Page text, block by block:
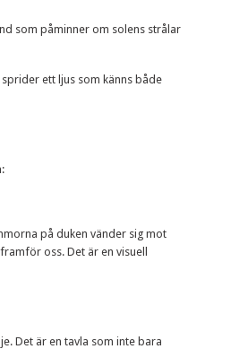
som påminner om solens strålar
ett ljus som känns både
på duken vänder sig mot
oss. Det är en visuell
Det är en tavla som inte bara